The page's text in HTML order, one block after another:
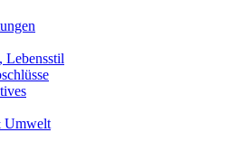
Lebensstil
Umwelt